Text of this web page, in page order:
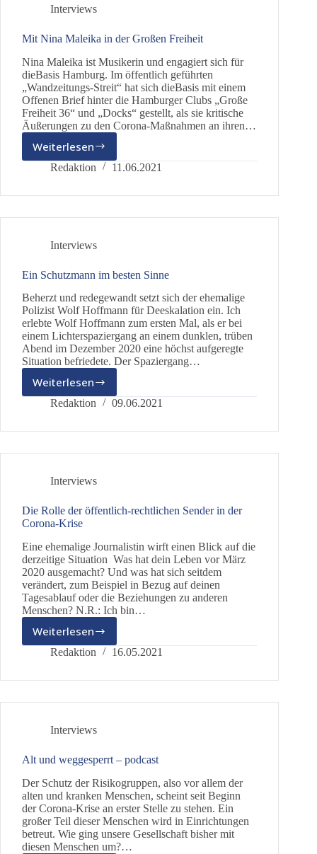
Interviews
Mit Nina Maleika in der Großen Freiheit
Nina Maleika ist Musikerin und engagiert sich für
dieBasis Hamburg. Im öffentlich geführten
„Wandzeitungs-Streit“ hat sich dieBasis mit einem
Offenen Brief hinter die Hamburger Clubs „Große
Freiheit 36“ und „Docks“ gestellt, als sie kritische
Äußerungen zu den Corona-Maßnahmen an ihren…
Weiterlesen
Mit
Nina
in
Redaktion 11.06.2021
Interviews
Ein Schutzmann im besten Sinne
Beherzt und redegewandt setzt sich der ehemalige
Polizist Wolf Hoffmann für Deeskalation ein. Ich
erlebte Wolf Hoffmann zum ersten Mal, als er bei
einem Lichterspaziergang an einem dunklen, trüben
Abend im Dezember 2020 eine höchst aufgeregte
Situation befriedete. Der Spaziergang…
Weiterlesen
Ein
Schutzmann
besten
Redaktion 09.06.2021
Interviews
Die Rolle der öffentlich-rechtlichen Sender in der
Corona-Krise
Eine ehemalige Journalistin wirft einen Blick auf die
derzeitige Situation Was hat dein Leben vor März
2020 ausgemacht? Und was hat sich seitdem
verändert, zum Beispiel in Bezug auf deinen
Tagesablauf oder die Beziehungen zu anderen
Menschen? N.R.: Ich bin…
Weiterlesen
Die
Rolle
öffentlich-
der
Krise
Redaktion 16.05.2021
Interviews
Alt und weggesperrt – podcast
Der Schutz der Risikogruppen, also vor allem der
alten und kranken Menschen, scheint seit Beginn
der Corona-Krise an erster Stelle zu stehen. Ein
großer Teil dieser Menschen wird in Einrichtungen
betreut. Wie ging unsere Gesellschaft bisher mit
diesen Menschen um?…